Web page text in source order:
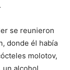
se reunieron
donde él había
molotov,